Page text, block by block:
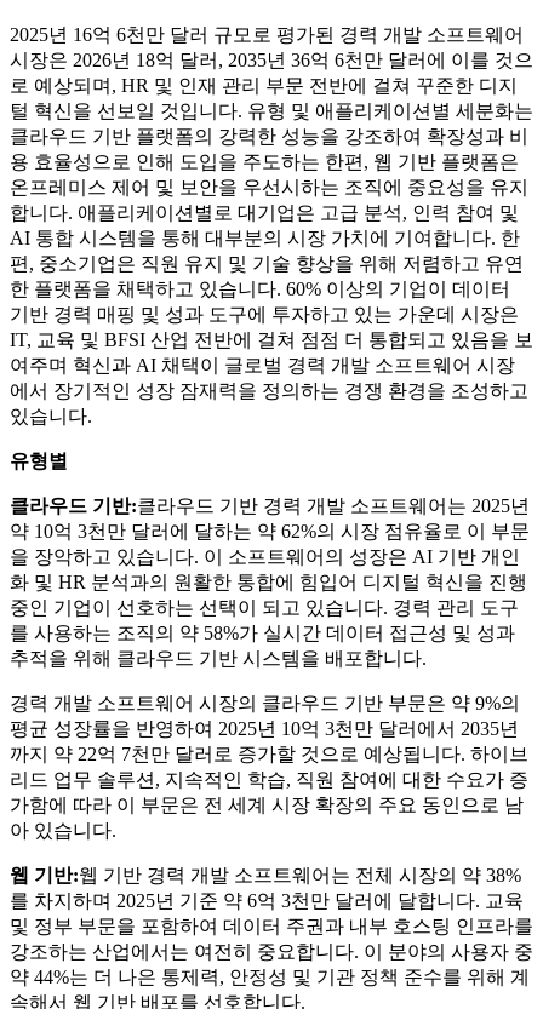
2025년 16억 6천만 달러 규모로 평가된 경력 개발 소프트웨어
시장은 2026년 18억 달러, 2035년 36억 6천만 달러에 이를 것으
로 예상되며, HR 및 인재 관리 부문 전반에 걸쳐 꾸준한 디지
털 혁신을 선보일 것입니다. 유형 및 애플리케이션별 세분화는
클라우드 기반 플랫폼의 강력한 성능을 강조하여 확장성과 비
용 효율성으로 인해 도입을 주도하는 한편, 웹 기반 플랫폼은
온프레미스 제어 및 보안을 우선시하는 조직에 중요성을 유지
합니다. 애플리케이션별로 대기업은 고급 분석, 인력 참여 및
AI 통합 시스템을 통해 대부분의 시장 가치에 기여합니다. 한
편, 중소기업은 직원 유지 및 기술 향상을 위해 저렴하고 유연
한 플랫폼을 채택하고 있습니다. 60% 이상의 기업이 데이터
기반 경력 매핑 및 성과 도구에 투자하고 있는 가운데 시장은
IT, 교육 및 BFSI 산업 전반에 걸쳐 점점 더 통합되고 있음을 보
여주며 혁신과 AI 채택이 글로벌 경력 개발 소프트웨어 시장
에서 장기적인 성장 잠재력을 정의하는 경쟁 환경을 조성하고
있습니다.
유형별
클라우드 기반:클라우드 기반 경력 개발 소프트웨어는 2025년
약 10억 3천만 달러에 달하는 약 62%의 시장 점유율로 이 부문
을 장악하고 있습니다. 이 소프트웨어의 성장은 AI 기반 개인
화 및 HR 분석과의 원활한 통합에 힘입어 디지털 혁신을 진행
중인 기업이 선호하는 선택이 되고 있습니다. 경력 관리 도구
를 사용하는 조직의 약 58%가 실시간 데이터 접근성 및 성과
추적을 위해 클라우드 기반 시스템을 배포합니다.
경력 개발 소프트웨어 시장의 클라우드 기반 부문은 약 9%의
평균 성장률을 반영하여 2025년 10억 3천만 달러에서 2035년
까지 약 22억 7천만 달러로 증가할 것으로 예상됩니다. 하이브
리드 업무 솔루션, 지속적인 학습, 직원 참여에 대한 수요가 증
가함에 따라 이 부문은 전 세계 시장 확장의 주요 동인으로 남
아 있습니다.
웹 기반:웹 기반 경력 개발 소프트웨어는 전체 시장의 약 38%
를 차지하며 2025년 기준 약 6억 3천만 달러에 달합니다. 교육
및 정부 부문을 포함하여 데이터 주권과 내부 호스팅 인프라를
강조하는 산업에서는 여전히 중요합니다. 이 분야의 사용자 중
약 44%는 더 나은 통제력, 안정성 및 기관 정책 준수를 위해 계
속해서 웹 기반 배포를 선호합니다.